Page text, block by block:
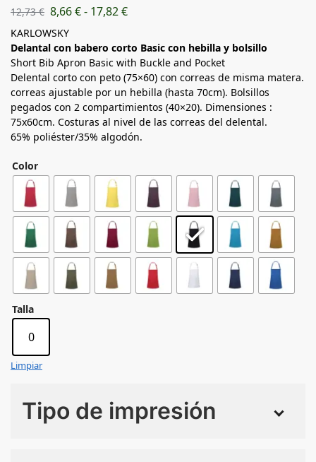
12,73€ 8,66€- 17,82€
KARLOWSKY
Delantal con babero corto Basic con hebilla y bolsillo
Short Bib Apron Basic with Buckle and Pocket
Delental corto con peto (75×60) con correas de misma matera.
correas ajustable por un hebilla (hasta 70cm). Bolsillos
pegados con 2 compartimientos (40×20). Dimensiones :
75x60cm. Costuras al nivel de las correas del delental.
65% poliéster/35% algodón.
Color
Talla
0
Limpiar
Tipo de impresión